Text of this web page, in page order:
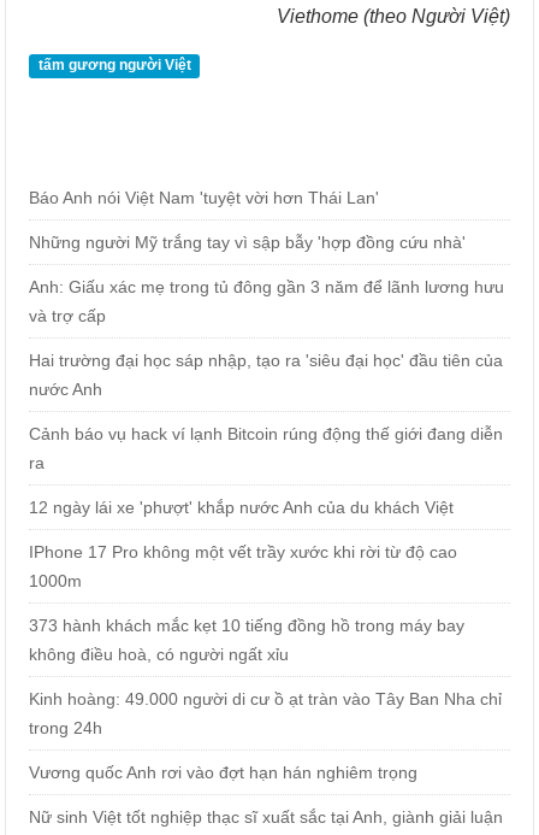
Viethome (theo Người Việt)
tấm gương người Việt
Báo Anh nói Việt Nam 'tuyệt vời hơn Thái Lan'
Những người Mỹ trắng tay vì sập bẫy 'hợp đồng cứu nhà'
Anh: Giấu xác mẹ trong tủ đông gần 3 năm để lãnh lương hưu
và trợ cấp
Hai trường đại học sáp nhập, tạo ra 'siêu đại học' đầu tiên của
nước Anh
Cảnh báo vụ hack ví lạnh Bitcoin rúng động thế giới đang diễn
ra
12 ngày lái xe 'phượt' khắp nước Anh của du khách Việt
IPhone 17 Pro không một vết trầy xước khi rời từ độ cao
1000m
373 hành khách mắc kẹt 10 tiếng đồng hồ trong máy bay
không điều hoà, có người ngất xỉu
Kinh hoàng: 49.000 người di cư ồ ạt tràn vào Tây Ban Nha chỉ
trong 24h
Vương quốc Anh rơi vào đợt hạn hán nghiêm trọng
Nữ sinh Việt tốt nghiệp thạc sĩ xuất sắc tại Anh, giành giải luận